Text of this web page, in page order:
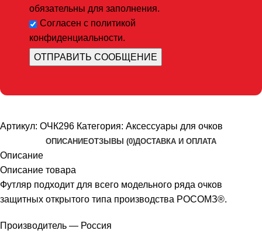
обязательны для заполнения.
Согласен с политикой
конфиденциальности.
Артикул: ОЧК296 Категория: Аксессуары для очков
ОПИСАНИЕОТЗЫВЫ (0)ДОСТАВКА И ОПЛАТА
Описание
Описание товара
Футляр подходит для всего модельного ряда очков
защитных открытого типа производства РОСОМЗ®.
Производитель — Россия